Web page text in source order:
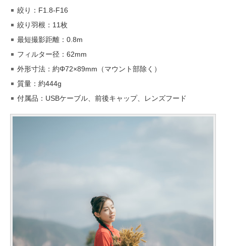
絞り：F1.8-F16
絞り羽根：11枚
最短撮影距離：0.8m
フィルター径：62mm
外形寸法：約Φ72×89mm（マウント部除く）
質量：約444g
付属品：USBケーブル、前後キャップ、レンズフード